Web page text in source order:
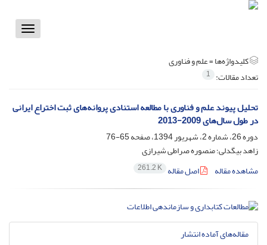
Toggle
کلیدواژه‌ها =علم و فناوری
تعداد مقالات: 1
تحلیل پیوند علم و فناوری با مطالعه استنادی پروانه‌های ثبت اختراع ایرانی
در طول سال‌های 2009-2013
دوره 26، شماره 2، شهریور 1394، صفحه
65-76
زاهد بیگدلی؛ منصوره صراطی شیرازی
مشاهده مقاله
اصل مقاله 261.2 K
مقاله‌های آماده انتشار